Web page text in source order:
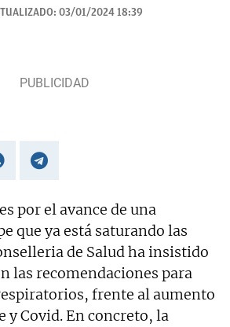
03/01/2024 18:39
por el avance de una
que ya está saturando las
de Salud ha insistido
las recomendaciones para
frente al aumento
y Covid. En concreto, la